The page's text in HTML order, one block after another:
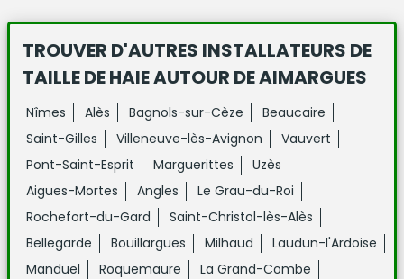
TROUVER D'AUTRES INSTALLATEURS DE
TAILLE DE HAIEAUTOUR DE AIMARGUES
Nîmes Alès Bagnols-sur-Cèze
Beaucaire
Saint-Gilles
Villeneuve-lès-Avignon
Vauvert
Pont-Saint-Esprit
Marguerittes
Uzès
Aigues-Mortes
Angles
Le Grau-du-Roi
Rochefort-du-Gard
Saint-Christol-lès-Alès
Bellegarde
Bouillargues Milhaud
Laudun-l'Ardoise
Manduel
Roquemaure
La Grand-Combe